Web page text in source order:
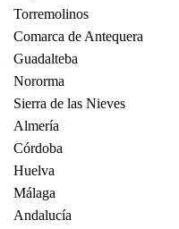
Torremolinos
Comarca de Antequera
Guadalteba
Nororma
Sierra de las Nieves
Almería
Córdoba
Huelva
Málaga
Andalucía